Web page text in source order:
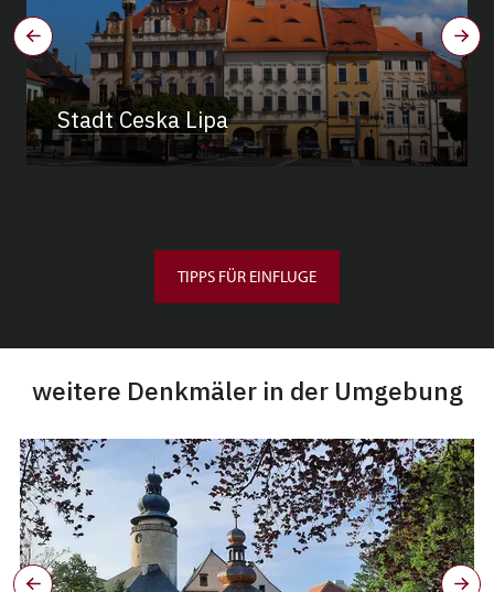
Stadt Ceska Lipa
TIPPS FÜR EINFLUGE
weitere Denkmäler in der Umgebung